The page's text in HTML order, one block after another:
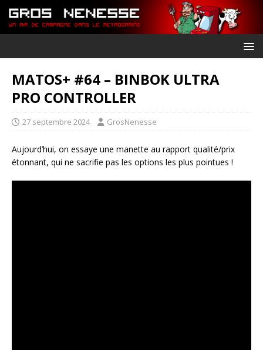
MATOS+ #64 – BINBOK ULTRA
PRO CONTROLLER
27 septembre 2024 GrosNenesse
Aujourd’hui, on essaye une manette au rapport qualité/prix
étonnant, qui ne sacrifie pas les options les plus pointues !